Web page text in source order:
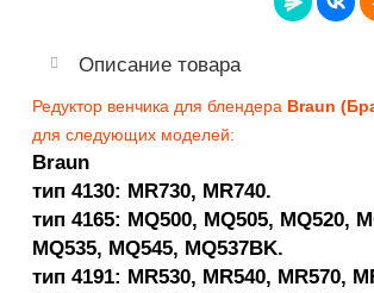
Описание товара
Редуктор венчика для блендера Braun
для следующих моделей:
Braun
тип 4130: MR730, MR740.
тип 4165: MQ500, MQ505, MQ520,
MQ535, MQ545, MQ537BK.
тип 4191: MR530, MR540, MR570,